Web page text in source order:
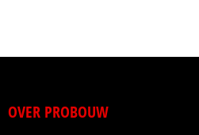
OVER PROBOUW